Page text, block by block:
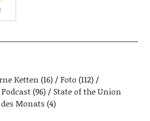
Ketten (16) Foto (112)
Podcast(96)
State of the Union
Monats (4)